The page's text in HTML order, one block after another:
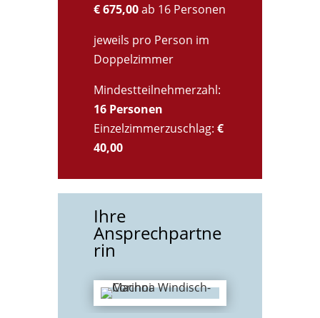
€ 675,00ab 16 Personen
jeweils pro Person im
Doppelzimmer
Mindestteilnehmerzahl:
16 Personen
Einzelzimmerzuschlag: €
40,00
Ihre
Ansprechpartne
rin